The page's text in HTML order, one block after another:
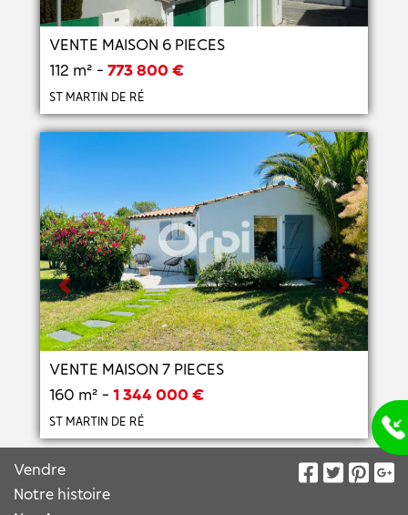
VENTE MAISON 6 PIECES
112 m² - 773 800 €
ST MARTIN DE RÉ
VENTE MAISON 7 PIECES
160 m² - 1 344 000 €
ST MARTIN DE RÉ
Previous Next
Vendre
Notre histoire